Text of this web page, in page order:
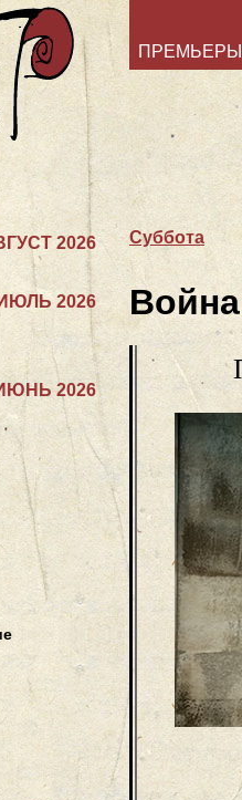
ПРЕМЬЕРЫ
Суббота
2026
ИЮЛЬ 2026
2026